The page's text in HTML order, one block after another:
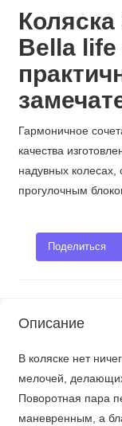
Bella life
Гармоничное
качества
надувных
прогулочным
Поделиться
Описание
В коляске нет
мелочей,
Поворотная пара
маневренным, а